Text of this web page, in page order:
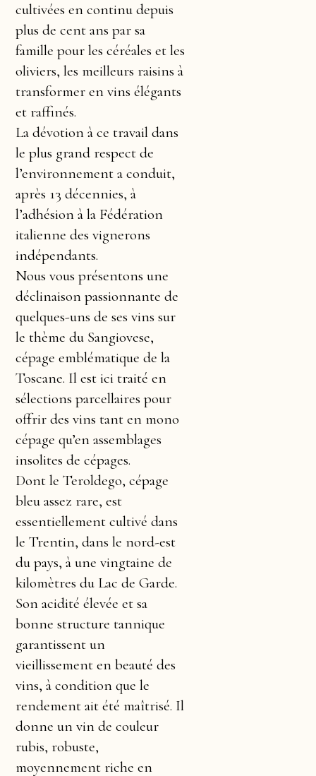
cultivées en continu depuis
plus de cent ans par sa
famille pour les céréales et les
oliviers, les meilleurs raisins à
transformer en vins élégants
et raffinés.
La dévotion à ce travail dans
le plus grand respect de
l’environnement a conduit,
après 13 décennies, à
l’adhésion à la Fédération
italienne des vignerons
indépendants.
Nous vous présentons une
déclinaison passionnante de
quelques-uns de ses vins sur
le thème du Sangiovese,
cépage emblématique de la
Toscane. Il est ici traité en
sélections parcellaires pour
offrir des vins tant en mono
cépage qu’en assemblages
insolites de cépages.
Dont le Teroldego, cépage
bleu assez rare, est
essentiellement cultivé dans
le Trentin, dans le nord-est
du pays, à une vingtaine de
kilomètres du Lac de Garde.
Son acidité élevée et sa
bonne structure tannique
garantissent un
vieillissement en beauté des
vins, à condition que le
rendement ait été maîtrisé. Il
donne un vin de couleur
rubis, robuste,
moyennement riche en